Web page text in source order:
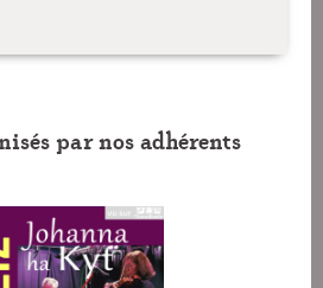
par nos adhérents